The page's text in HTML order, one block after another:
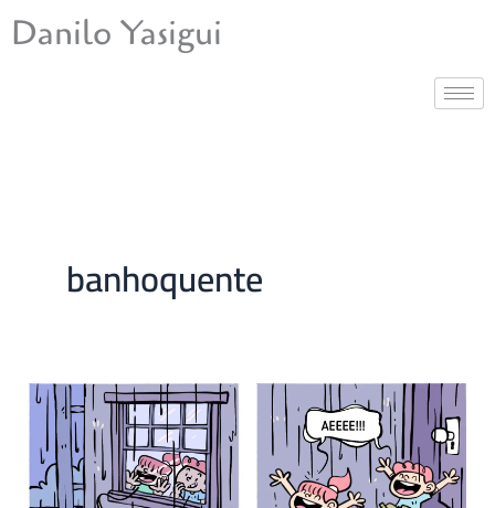
para
Danilo Yasigui
banhoquente